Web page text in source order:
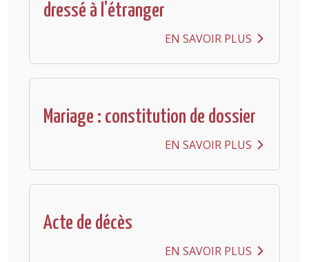
dressé à l'étranger
EN SAVOIR PLUS
Mariage : constitution de dossier
EN SAVOIR PLUS
Acte de décès
EN SAVOIR PLUS